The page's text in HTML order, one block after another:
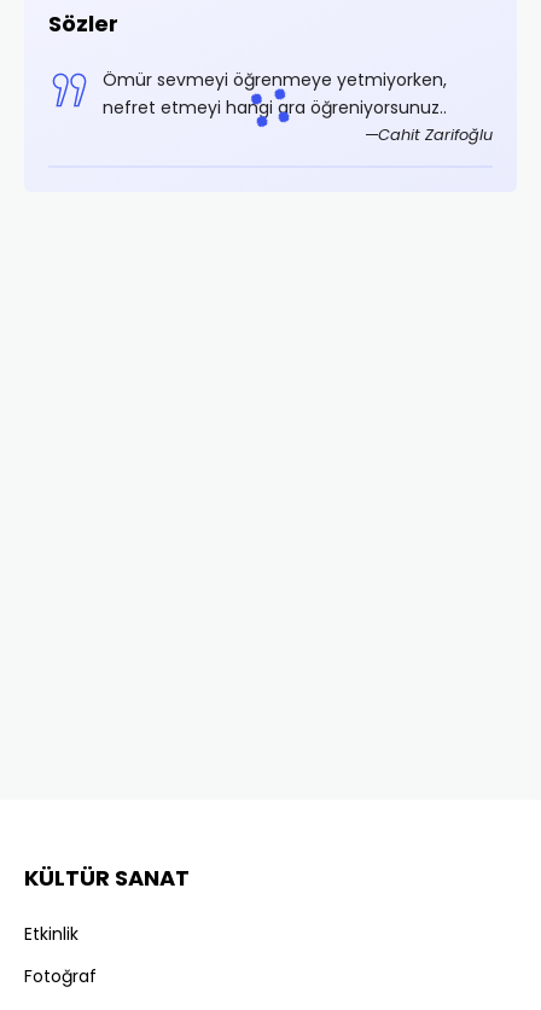
Sözler
Ömür sevmeyi öğrenmeye yetmiyorken,
nefret etmeyi hangi ara öğreniyorsunuz..
Cahit Zarifoğlu
KÜLTÜR SANAT
Etkinlik
Fotoğraf